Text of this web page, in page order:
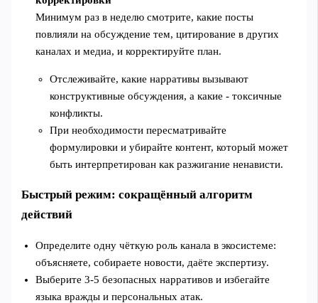
Минимум раз в неделю смотрите, какие посты
повлияли на обсуждение тем, цитирование в других
каналах и медиа, и корректируйте план.
Отслеживайте, какие нарративы вызывают
конструктивные обсуждения, а какие - токсичные
конфликты.
При необходимости пересматривайте
формулировки и убирайте контент, который может
быть интерпретирован как разжигание ненависти.
Быстрый режим: сокращённый алгоритм
действий
Определите одну чёткую роль канала в экосистеме:
объясняете, собираете новости, даёте экспертизу.
Выберите 3-5 безопасных нарративов и избегайте
языка вражды и персональных атак.